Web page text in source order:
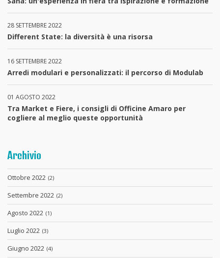
28 SETTEMBRE 2022
Different State: la diversità è una risorsa
16 SETTEMBRE 2022
Arredi modulari e personalizzati: il percorso di Modulab
01 AGOSTO 2022
Tra Market e Fiere, i consigli di Officine Amaro per
cogliere al meglio queste opportunità
Archivio
Ottobre 2022 (2)
Settembre 2022 (2)
Agosto 2022 (1)
Luglio 2022 (3)
Giugno 2022 (4)